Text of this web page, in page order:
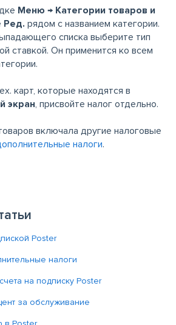
Меню → Категории товаров и
Ред. рядом с названием категории.
списка выберите тип
ставкой. Он применится ко всем
карт, которые находятся в
экран, присвойте налог отдельно.
включала другие налоговые
налоги.
Poster
налоги
на подписку Poster
за обслуживание